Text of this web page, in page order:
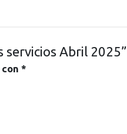
servicios Abril 2025”
*